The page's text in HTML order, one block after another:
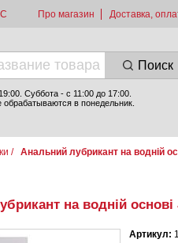
Про магазин Доставка,
Поиск
Суббота - с 11:00 до 17:00.
в понедельник.
/ Анальний лубрикант на водній
на водній
Артикул: